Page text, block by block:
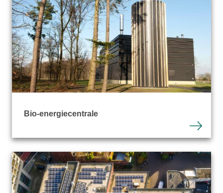
Bio-energiecentrale